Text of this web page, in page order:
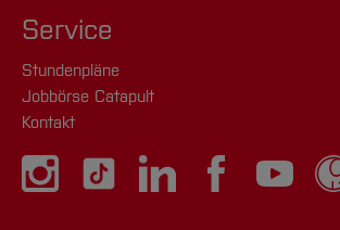
Service
Stundenpläne
Jobbörse Catapult
Kontakt